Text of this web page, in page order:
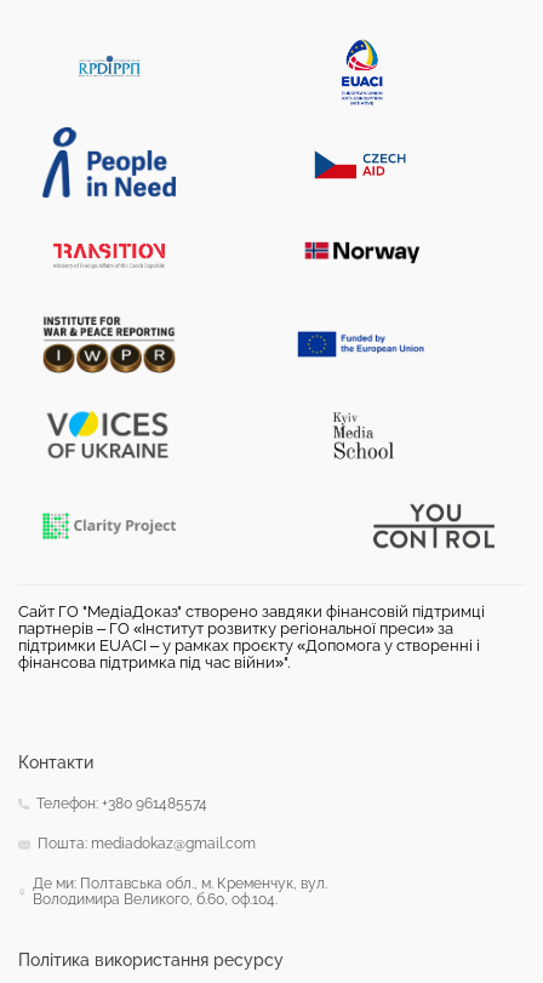
Сайт ГО "МедіаДоказ" створено завдяки фінансовій підтримці
партнерів – ГО «Інститут розвитку регіональної преси» за
підтримки EUACI – у рамках проєкту «Допомога у створенні і
фінансова підтримка під час війни»".
Політика використання ресурсу
Контакти
Телефон: +380 961485574
Пошта: mediadokaz@gmail.com
Де ми: Полтавська обл., м. Кременчук, вул.
Володимира Великого, б.60, оф.104.